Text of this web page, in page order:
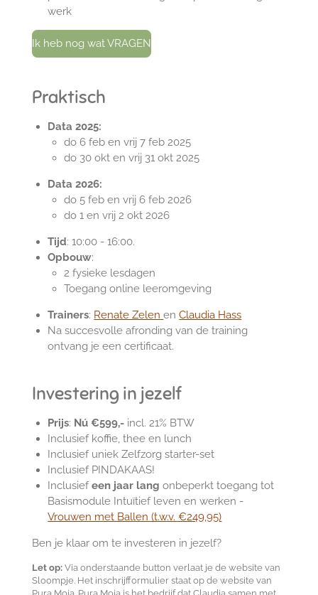
werk
Ik heb nog wat VRAGEN
Praktisch
Data 2025:
do 6 feb en vrij 7 feb 2025
do 30 okt en vrij 31 okt 2025
Data 2026:
do 5 feb en vrij 6 feb 2026
do 1 en vrij 2 okt 2026
Tijd: 10:00 - 16:00.
Opbouw:
2 fysieke lesdagen
Toegang online leeromgeving
Trainers: Renate Zelen en Claudia Hass
Na succesvolle afronding van de training
ontvang je een certificaat.
Investering in jezelf
Prijs: Nú€599,- incl. 21% BTW
Inclusief koffie, thee en lunch
Inclusief uniek Zelfzorg starter-set
Inclusief PINDAKAAS!
Inclusiefeen jaar lang onbeperkt toegang tot
Basismodule Intuïtief leven en werken -
Vrouwen met Ballen (t.w.v. €249,95)
Ben je klaar om te investeren in jezelf?
Let op:Via onderstaande button verlaat je de website van
Sloompje. Het inschrijfformulier staat op de website van